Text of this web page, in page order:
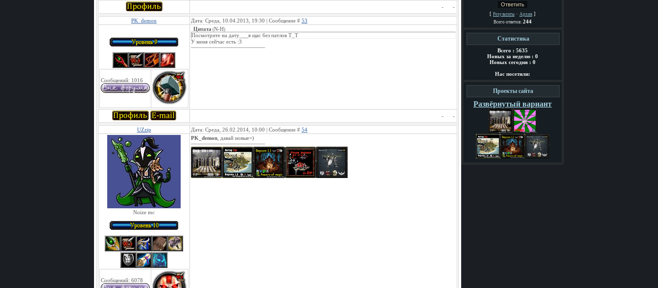
- -
PK_demon Дата: Среда, 10.04.2013, 19:30 | Сообщение # 53
Сообщений: 1016
Цитата (N-H)
Посмотрите на дату___я щас без патлов Т_Т
У меня сейчас есть :3
- -
UZzip Дата: Среда, 26.02.2014, 10:00 | Сообщение # 54
Noize mc
Сообщений: 6078
PK_demon , давай новые=)
[ Результаты · Архив ]
Всего ответов: 244
Статистика
Всего : 5635
Новых за неделю : 0
Новых сегодня : 0
Нас посетили:
Проекты сайта
Развёрнутый вариант